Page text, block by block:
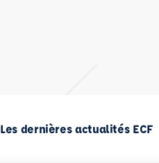
Les dernières actualités ECF